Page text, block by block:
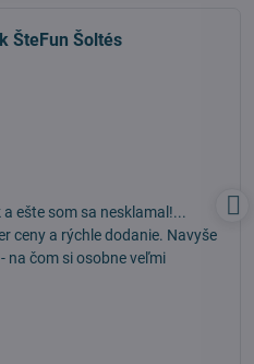
ŠteFun Šoltés
ešte som sa nesklamal!...
ceny a rýchle dodanie. Navyše
na čom si osobne veľmi